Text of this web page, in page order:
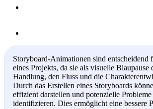
Storyboard-Animationen sind entscheidend
eines Projekts, da sie als visuelle Blaupause
Handlung, den Fluss und die
Durch das Erstellen eines Storyboards
effizient darstellen und potenzielle
identifizieren. Dies ermöglicht eine bessere